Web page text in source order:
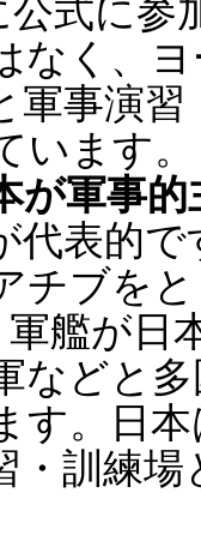
公式に参
なく、
軍事演
います。
が軍事的
代表的
チブを
軍艦が日
などと
す。日
・訓練